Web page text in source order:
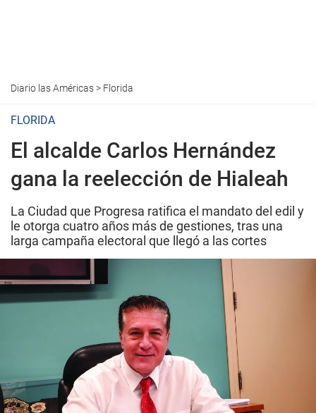
Diario las Américas> Florida
FLORIDA
El alcalde Carlos Hernández
gana la reelección de Hialeah
La Ciudad que Progresa ratifica el mandato del edil y
le otorga cuatro años más de gestiones, tras una
larga campaña electoral que llegó a las cortes